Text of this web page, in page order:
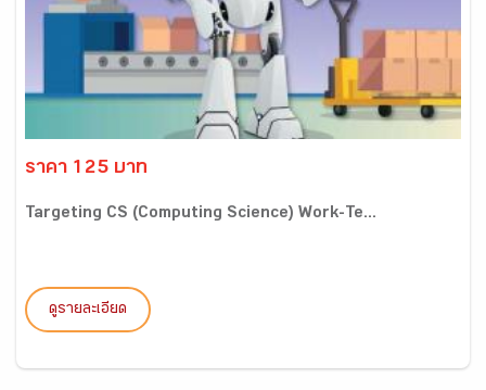
ราคา 125 บาท
Targeting CS (Computing Science) Work-Te...
ดูรายละเอียด